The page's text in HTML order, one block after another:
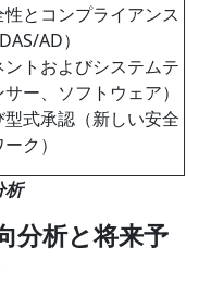
とコンプライアンス
AD）
ントおよびシステムテ
ー、ソフトウェア）
式承認（新しい安全
ク）
析
分析と将来予